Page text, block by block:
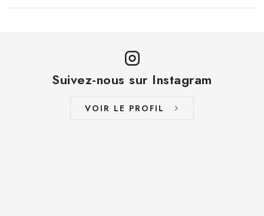
Suivez-nous sur Instagram
VOIR LE PROFIL